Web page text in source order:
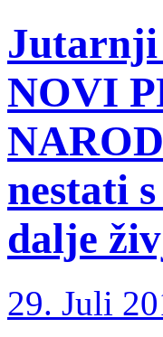
Jutarnji
NOVI
nestati
dalje
29. Juli